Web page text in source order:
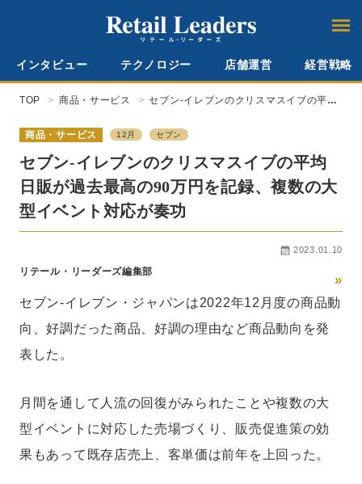
インタビュー テクノロジー 店舗運営 経営戦略
TOP 商品・サービス
セブン-イレブンのクリスマスイブの平均
大型イベント対応が奏功
商品・サービス 12月 セブン
セブン-イレブンのクリスマスイブの平均
日販が過去最高の90万円を記録、複数の大
型イベント対応が奏功
2023.01.10
リテール・リーダーズ編集部
»
セブン-イレブン・ジャパンは2022年12月度の商品動
向、好調だった商品、好調の理由など商品動向を発
表した。
月間を通して人流の回復がみられたことや複数の大
型イベントに対応した売場づくり、販売促進策の効
果もあって既存店売上、客単価は前年を上回った。